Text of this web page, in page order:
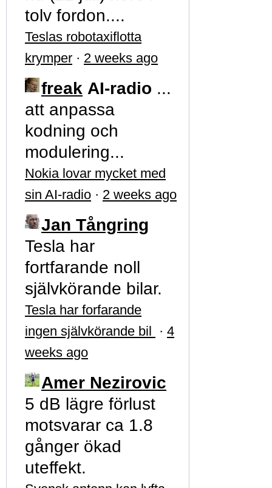
tolv fordon....
Teslas robotaxiflotta
krymper · 2 weeks ago
freak AI-radio ...
att anpassa
kodning och
modulering...
Nokia lovar mycket med
sin AI-radio · 2 weeks ago
Jan Tångring
Tesla har
fortfarande noll
självkörande bilar.
Tesla har forfarande
ingen självkörande bil · 4
weeks ago
Amer Nezirovic
5 dB lägre förlust
motsvarar ca 1.8
gånger ökad
uteffekt.